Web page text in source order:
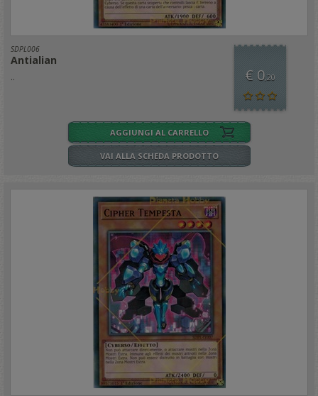
SDPL006
Antialian
.. € 0,20
AGGIUNGI AL CARRELLO
VAI ALLA SCHEDA PRODOTTO